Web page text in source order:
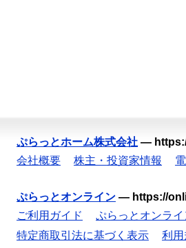
ぷらっとホーム株式会社 —
会社概要
株主・投資家情報
ぷらっとオンライン — https://
ご利用ガイド
ぷらっとオンラ
特定商取引法に基づく表示
利用